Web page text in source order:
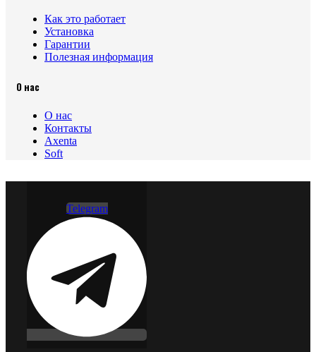
Как это работает
Установка
Гарантии
Полезная информация
О нас
О нас
Контакты
Axenta
Soft
Telegram